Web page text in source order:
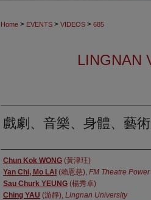
Home > EVENTS > VIDEOS > 685
LINGNAN
戲劇、音樂、身體、藝術
Authors
Chun Kok WONG (黃津玨)
Yan Chi, Mo LAI (賴恩慈), FM Theatre Power
Sau Churk YEUNG (楊秀卓)
Ching YAU (游靜), Lingnan University